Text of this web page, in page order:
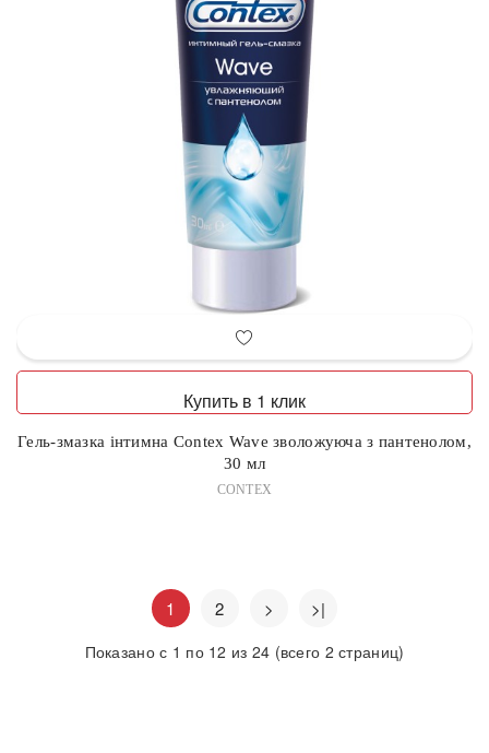
Купить в 1 клик
Гель-змазка інтимна Contex Wave зволожуюча з пантенолом,
30 мл
CONTEX
1 2 > >|
Показано с 1 по 12 из 24 (всего 2 страниц)